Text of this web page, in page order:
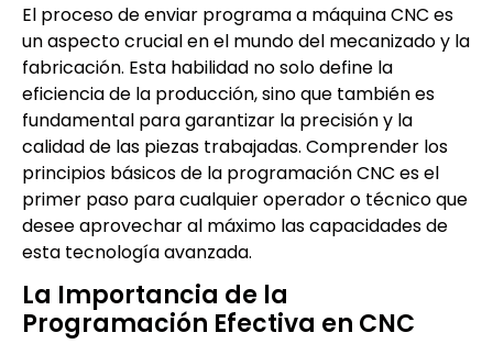
El proceso de enviar programa a máquina CNC es
un aspecto crucial en el mundo del mecanizado y la
fabricación. Esta habilidad no solo define la
eficiencia de la producción, sino que también es
fundamental para garantizar la precisión y la
calidad de las piezas trabajadas. Comprender los
principios básicos de la programación CNC es el
primer paso para cualquier operador o técnico que
desee aprovechar al máximo las capacidades de
esta tecnología avanzada.
La Importancia de la
Programación Efectiva en CNC